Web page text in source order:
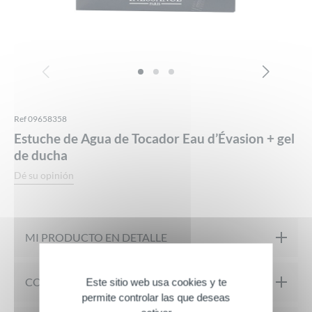
Ref 09658358
Estuche de Agua de Tocador Eau d’Évasion + gel
de ducha
Dé su opinión
MI PRODUCTO EN DETALLE
El estuche Eau d’Évasion contiene un Agua de Tocador de 100
ml y un Gel de Ducha de 150 ml.
COMPOSICIÓNEste sitio web usa cookies y te
permite controlar las que deseas